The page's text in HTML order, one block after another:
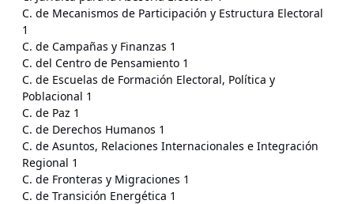
C. de Mecanismos de Participación y Estructura Electoral
1
C. de Campañas y Finanzas 1
C. del Centro de Pensamiento 1
C. de Escuelas de Formación Electoral, Política y
Poblacional 1
C. de Paz 1
C. de Derechos Humanos 1
C. de Asuntos, Relaciones Internacionales e Integración
Regional 1
C. de Fronteras y Migraciones 1
C. de Transición Energética 1